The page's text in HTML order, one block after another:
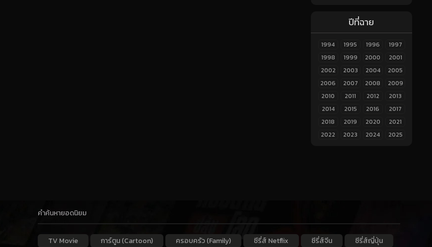
ปีที่ฉาย
1994 1995 1996
1997
1998
1999 2000
2001
2002
2003 2004
2005
2006
2007 2008
2009
2010
2011 2012
2013
2014
2015 2016
2017
2018
2019 2020
2021
2022
2023 2024 2025
คำค้นหายอดนิยม
TV Movie การ์ตูน (Cartoon) ครอบครัว (Family) ซีรี่ส์ Netflix ซีรี่ส์จีน
ซีรี่ส์ญี่ปุ่น